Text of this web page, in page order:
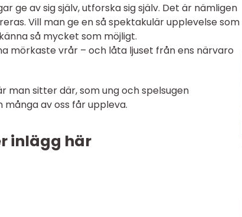
ge av sig själv, utforska sig själv. Det är nämligen
Vill man ge en så spektakulär upplevelse som
så mycket som möjligt.
mörkaste vrår – och låta ljuset från ens närvaro
man sitter där, som ung och spelsugen
av oss får uppleva.
inlägg här